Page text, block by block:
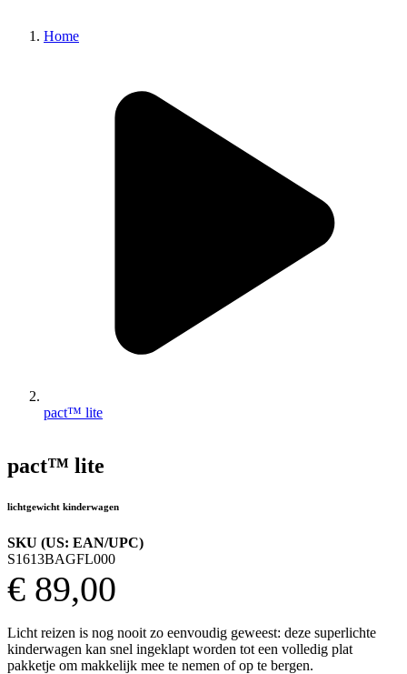
Home
pact™ lite
pact™ lite
lichtgewicht kinderwagen
SKU (US: EAN/UPC)
S1613BAGFL000
€ 89,00
Licht reizen is nog nooit zo eenvoudig geweest: deze superlichte
kinderwagen kan snel ingeklapt worden tot een volledig plat
pakketje om makkelijk mee te nemen of op te bergen.